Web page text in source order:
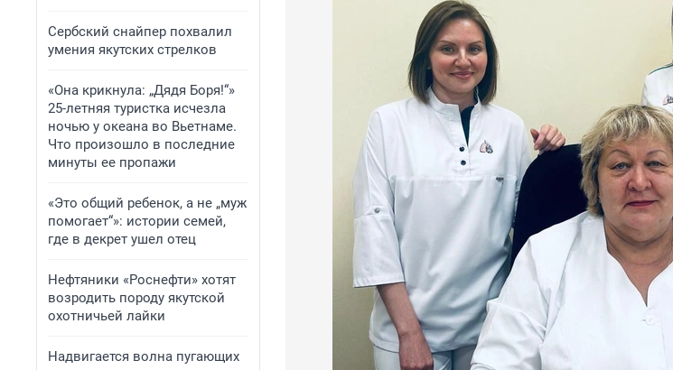
Сербский снайпер похвалил
умения якутских стрелков
«Она крикнула: „Дядя Боря!“»
25-летняя туристка исчезла
ночью у океана во Вьетнаме.
Что произошло в последние
минуты ее пропажи
«Это общий ребенок, а не „муж
помогает“»: истории семей,
где в декрет ушел отец
Нефтяники «Роснефти» хотят
возродить породу якутской
охотничьей лайки
Надвигается волна пугающих